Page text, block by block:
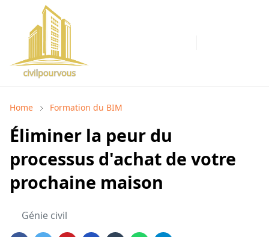
Home Formation du BIM
Éliminer la peur du
processus d'achat de votre
prochaine maison
Génie civil